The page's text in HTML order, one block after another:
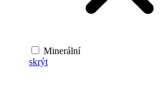
Minerální
skrýt